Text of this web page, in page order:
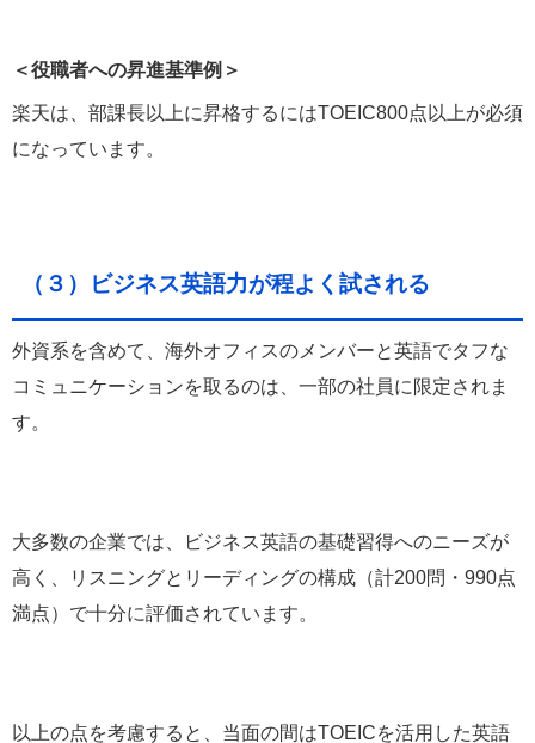
＜役職者への昇進基準例＞
楽天は、部課長以上に昇格するにはTOEIC800点以上が必須
になっています。
（３）ビジネス英語力が程よく試される
外資系を含めて、海外オフィスのメンバーと英語でタフな
コミュニケーションを取るのは、一部の社員に限定されま
す。
大多数の企業では、ビジネス英語の基礎習得へのニーズが
高く、リスニングとリーディングの構成（計200問・990点
満点）で十分に評価されています。
以上の点を考慮すると、当面の間はTOEICを活用した英語